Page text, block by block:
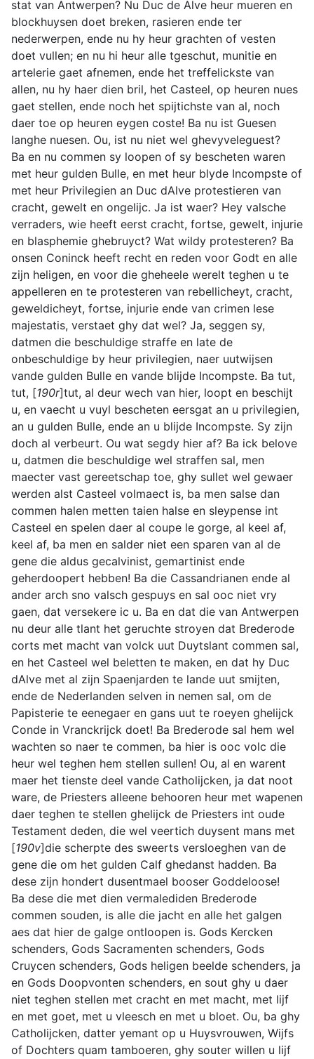
stat van Antwerpen? Nu Duc de Alve heur mueren en
blockhuysen doet breken, rasieren ende ter
nederwerpen, ende nu hy heur grachten of vesten
doet vullen; en nu hi heur alle tgeschut, munitie en
artelerie gaet afnemen, ende het treffelickste van
allen, nu hy haer dien bril, het Casteel, op heuren nues
gaet stellen, ende noch het spijtichste van al, noch
daer toe op heuren eygen coste! Ba nu ist Guesen
langhe nuesen. Ou, ist nu niet wel ghevyveleguest?
Ba en nu commen sy loopen of sy bescheten waren
met heur gulden Bulle, en met heur blyde Incompste of
met heur Privilegien an Duc dAlve protestieren van
cracht, gewelt en ongelijc. Ja ist waer? Hey valsche
verraders, wie heeft eerst cracht, fortse, gewelt, injurie
en blasphemie ghebruyct? Wat wildy protesteren? Ba
onsen Coninck heeft recht en reden voor Godt en alle
zijn heligen, en voor die gheheele werelt teghen u te
appelleren en te protesteren van rebellicheyt, cracht,
geweldicheyt, fortse, injurie ende van crimen lese
majestatis, verstaet ghy dat wel? Ja, seggen sy,
datmen die beschuldige straffe en late de
onbeschuldige by heur privilegien, naer uutwijsen
vande gulden Bulle en vande blijde Incompste. Ba tut,
tut, [190r]tut, al deur wech van hier, loopt en beschijt
u, en vaecht u vuyl bescheten eersgat an u privilegien,
an u gulden Bulle, ende an u blijde Incompste. Sy zijn
doch al verbeurt. Ou wat segdy hier af? Ba ick belove
u, datmen die beschuldige wel straffen sal, men
maecter vast gereetschap toe, ghy sullet wel gewaer
werden alst Casteel volmaect is, ba men salse dan
commen halen metten taien halse en sleypense int
Casteel en spelen daer al coupe le gorge, al keel af,
keel af, ba men en salder niet een sparen van al de
gene die aldus gecalvinist, gemartinist ende
geherdoopert hebben! Ba die Cassandrianen ende al
ander arch sno valsch gespuys en sal ooc niet vry
gaen, dat versekere ic u. Ba en dat die van Antwerpen
nu deur alle tlant het geruchte stroyen dat Brederode
corts met macht van volck uut Duytslant commen sal,
en het Casteel wel beletten te maken, en dat hy Duc
dAlve met al zijn Spaenjarden te lande uut smijten,
ende de Nederlanden selven in nemen sal, om de
Papisterie te eenegaer en gans uut te roeyen ghelijck
Conde in Vranckrijck doet! Ba Brederode sal hem wel
wachten so naer te commen, ba hier is ooc volc die
heur wel teghen hem stellen sullen! Ou, al en warent
maer het tienste deel vande Catholijcken, ja dat noot
ware, de Priesters alleene behooren heur met wapenen
daer teghen te stellen ghelijck de Priesters int oude
Testament deden, die wel veertich duysent mans met
[190v]die scherpte des sweerts versloeghen van de
gene die om het gulden Calf ghedanst hadden. Ba
dese zijn hondert dusentmael booser Goddeloose!
Ba dese die met dien vermalediden Brederode
commen souden, is alle die jacht en alle het galgen
aes dat hier de galge ontloopen is. Gods Kercken
schenders, Gods Sacramenten schenders, Gods
Cruycen schenders, Gods heligen beelde schenders, ja
en Gods Doopvonten schenders, en sout ghy u daer
niet teghen stellen met cracht en met macht, met lijf
en met goet, met u vleesch en met u bloet. Ou, ba ghy
Catholijcken, datter yemant op u Huysvrouwen, Wijfs
of Dochters quam tamboeren, ghy souter willen u lijf